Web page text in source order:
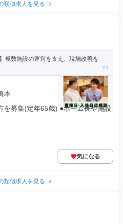
類似求人を見る
複数施設の運営を支え、現場改善を
本
を募集(定年65歳) ●ホーム長や施設
気になる
類似求人を見る